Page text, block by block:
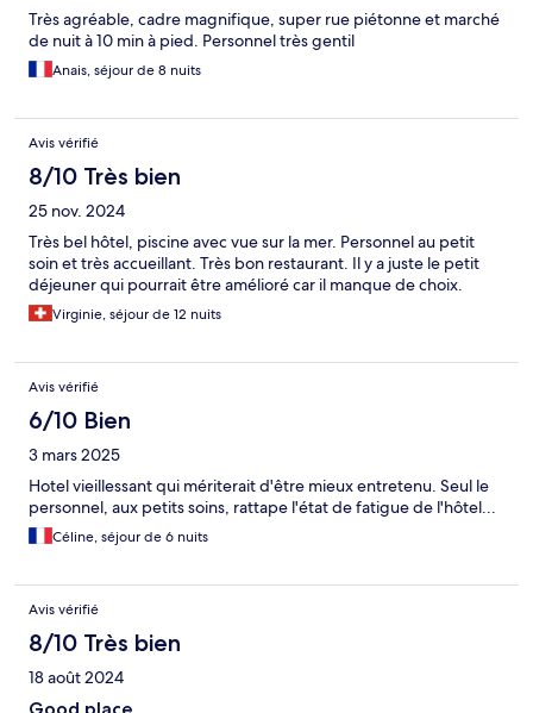
Très agréable, cadre magnifique, super rue piétonne et marché
de nuit à 10 min à pied. Personnel très gentil
Anais, séjour de 8 nuits
Avis vérifié
8/10 Très bien
25 nov. 2024
Très bel hôtel, piscine avec vue sur la mer. Personnel au petit
soin et très accueillant. Très bon restaurant. Il y a juste le petit
déjeuner qui pourrait être amélioré car il manque de choix.
Virginie, séjour de 12 nuits
Avis vérifié
6/10 Bien
3 mars 2025
Hotel vieillessant qui mériterait d'être mieux entretenu. Seul le
personnel, aux petits soins, rattape l'état de fatigue de l'hôtel...
Céline, séjour de 6 nuits
Avis vérifié
8/10 Très bien
18 août 2024